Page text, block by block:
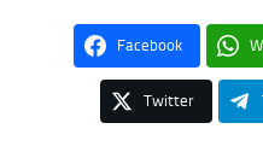
Facebook
Twitter